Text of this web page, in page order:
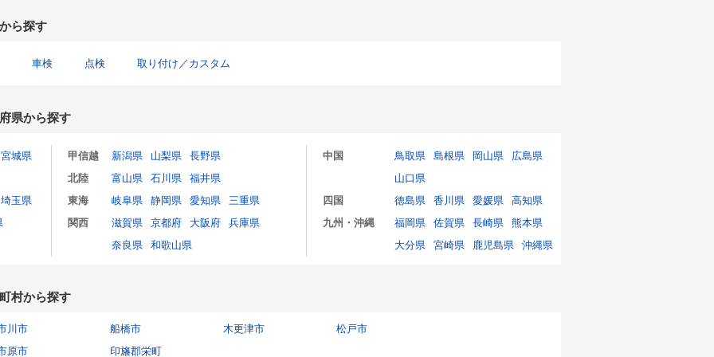
ら探す
車検 点検 取り付け／カスタム
県から探す
宮城県
埼玉県
甲信越 新潟県 山梨県
長野県
北陸
富山県 石川県
福井県
東海
岐阜県 静岡県 愛知県
三重県
関西
滋賀県 京都府 大阪府
兵庫県
奈良県
和歌山県
中国 鳥取県 島根県 岡山県
広島県
山口県
四国
徳島県 香川県 愛媛県
高知県
九州・沖縄
福岡県 佐賀県 長崎県
熊本県
大分県
宮崎県 鹿児島県 沖縄県
村から探す
川市 船橋市 木更津市
松戸市
原市
印旛郡栄町